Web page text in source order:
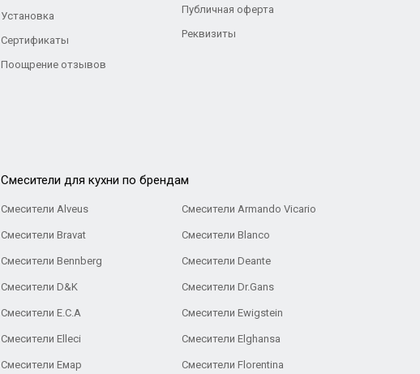
Установка
Сертификаты
Поощрение отзывов
Публичная оферта
Реквизиты
Cмесители для кухни по брендам
Смесители Alveus Смесители Armando Vicario
Смесители Bravat Смесители Blanco
Смесители Bennberg Смесители Deante
Смесители D&K Смесители Dr.Gans
Смесители E.C.A Cмесители Ewigstein
Смесители Elleci Смесители Elghansa
Смесители Емар Смесители Florentina